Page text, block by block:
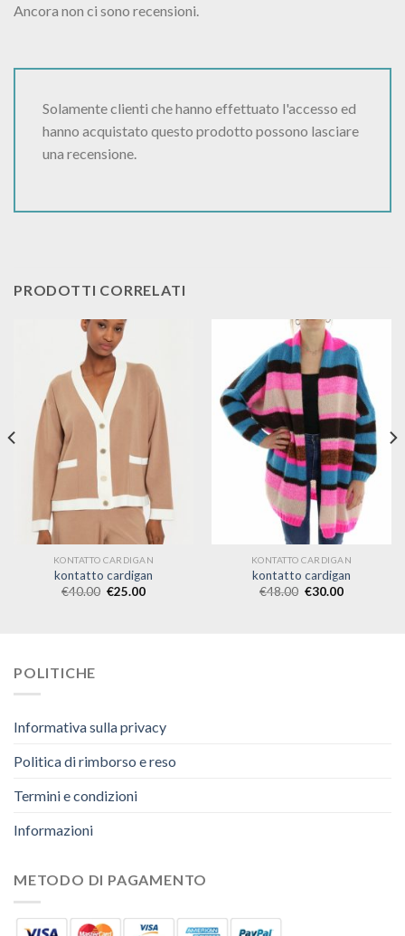
Ancora non ci sono recensioni.
Solamente clienti che hanno effettuato l'accesso ed
hanno acquistato questo prodotto possono lasciare
una recensione.
PRODOTTI CORRELATI
KONTATTO CARDIGAN
kontatto cardigan
€40.00 €25.00
KONTATTO CARDIGAN
kontatto cardigan
€48.00 €30.00
POLITICHE
Informativa sulla privacy
Politica di rimborso e reso
Termini e condizioni
Informazioni
METODO DI PAGAMENTO